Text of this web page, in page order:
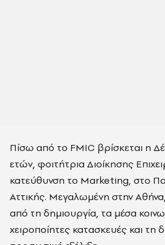
Πίσω από το FMIC βρίσκεται η
ετών, φοιτήτρια Διοίκησης
κατεύθυνση το Marketing, στο
Αττικής. Μεγαλωμένη στην
από τη δημιουργία, τα μέσα
χειροποίητες κατασκευές και τη